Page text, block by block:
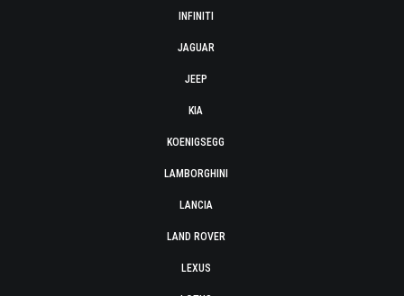
INFINITI
JAGUAR
JEEP
KIA
KOENIGSEGG
LAMBORGHINI
LANCIA
LAND ROVER
LEXUS